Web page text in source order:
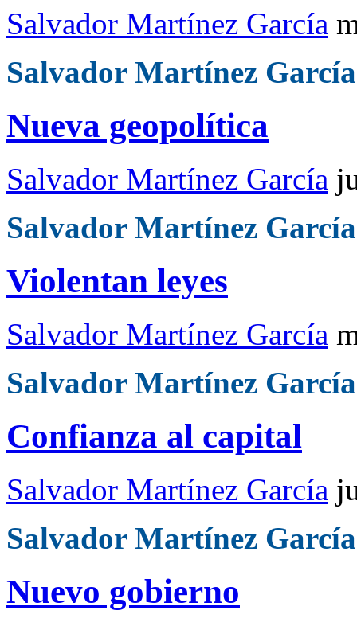
Salvador Martínez García
Salvador Martínez García
Nueva geopolítica
Salvador Martínez García
Salvador Martínez García
Violentan leyes
Salvador Martínez García
Salvador Martínez García
Confianza al capital
Salvador Martínez García
Salvador Martínez García
Nuevo gobierno